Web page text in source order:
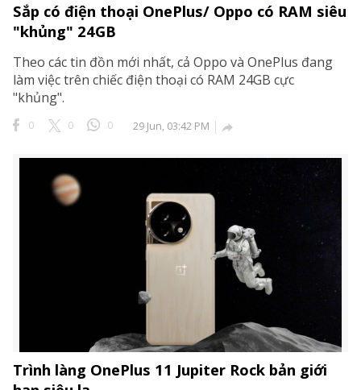
reserved.
Sắp có điện thoại OnePlus/ Oppo có RAM siêu
"khủng" 24GB
Theo các tin đồn mới nhất, cả Oppo và OnePlus đang
làm việc trên chiếc điện thoại có RAM 24GB cực
"khủng".
0 0 0 29 Jun, 03:42 PM 
Trình làng OnePlus 11 Jupiter Rock bản giới